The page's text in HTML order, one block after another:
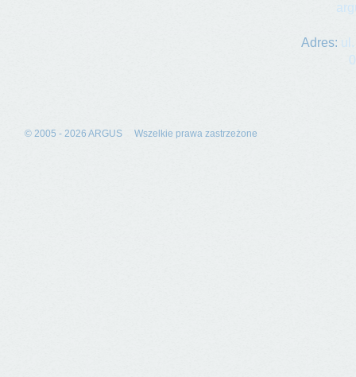
Adres:
00-
© 2005 - 2026 ARGUS Wszelkie prawa zastrzeżone